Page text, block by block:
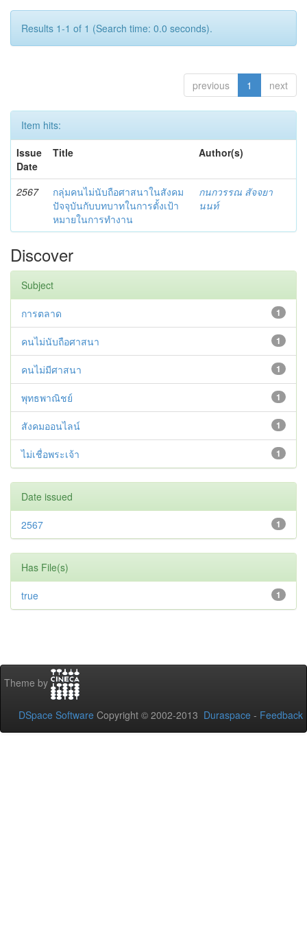
Results 1-1 of 1 (Search time: 0.0 seconds).
previous 1 next
Item hits:
Issue
Date
Title Author(s)
2567
กลุ่มคนไม่นับถือศาสนาในสังคม
ปัจจุบันกับบทบาทในการตั้งเป้า
หมายในการทำงาน
กนกวรรณ สัจจยา
นนท์
Discover
Subject
1
การตลาด
1
คนไม่นับถือศาสนา
1
คนไม่มีศาสนา
1
พุทธพาณิชย์
1
สังคมออนไลน์
1
ไม่เชื่อพระเจ้า
Date issued
1
2567
Has File(s)
1
true
Theme by
DSpace Software Copyright © 2002-2013 Duraspace - Feedback